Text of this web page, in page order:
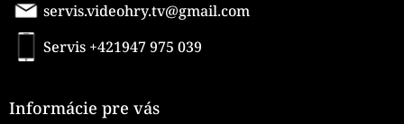
servis.videohry.tv@gmail.com
Servis +421947 975 039
Informácie pre vás